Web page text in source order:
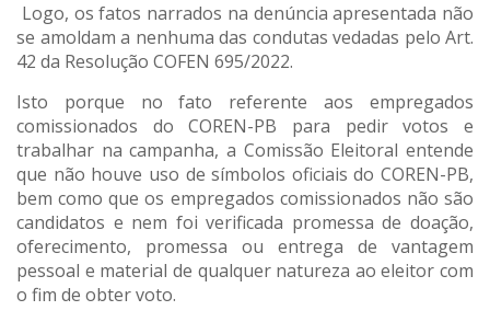
Logo, os fatos narrados na denúncia apresentada não
se amoldam a nenhuma das condutas vedadas pelo Art.
42 da Resolução COFEN 695/2022.
Isto porque no fato referente aos empregados
comissionados do COREN-PB para pedir votos e
trabalhar na campanha, a Comissão Eleitoral entende
que não houve uso de símbolos oficiais do COREN-PB,
bem como que os empregados comissionados não são
candidatos e nem foi verificada promessa de doação,
oferecimento, promessa ou entrega de vantagem
pessoal e material de qualquer natureza ao eleitor com
o fim de obter voto.